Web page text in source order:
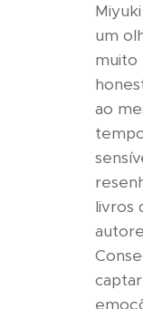
um
muito
ao
livros